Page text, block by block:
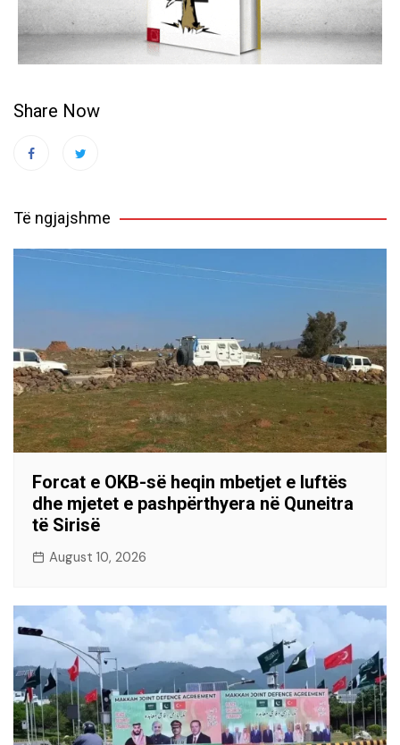
Share Now
Të ngjajshme
Forcat e OKB-së heqin mbetjet e luftës
dhe mjetet e pashpërthyera në Quneitra
të Sirisë
August 10, 2026